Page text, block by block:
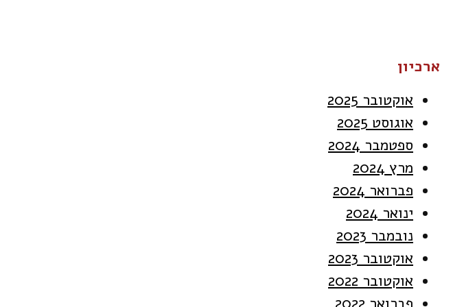
ארכיון
אוקטובר 2025
אוגוסט 2025
ספטמבר 2024
מרץ 2024
פברואר 2024
ינואר 2024
נובמבר 2023
אוקטובר 2023
אוקטובר 2022